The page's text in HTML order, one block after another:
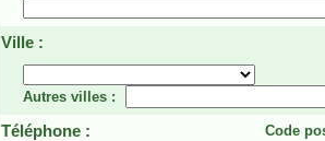
Ville :
Autres villes :
Téléphone : Code